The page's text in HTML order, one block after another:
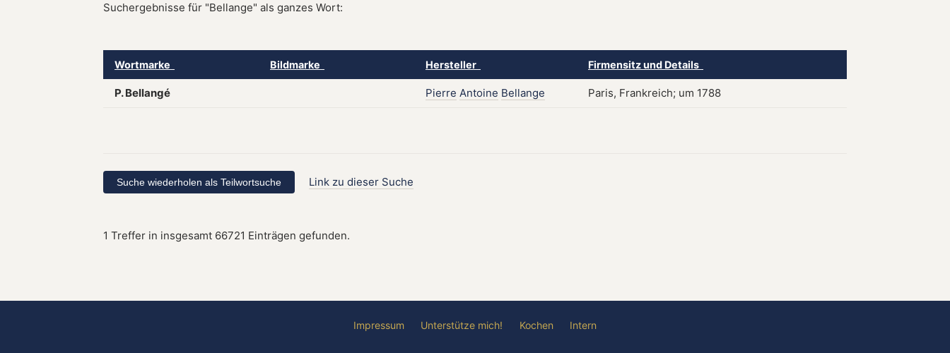
Suchergebnisse für "Bellange" als ganzes Wort:
Wortmarke Bildmarke Hersteller Firmensitz und Details
P. Bellangé Pierre Antoine Bellange Paris, Frankreich; um 1788
Link zu dieser Suche
1 Treffer in insgesamt 66721 Einträgen gefunden.
Impressum Unterstütze mich! Kochen Intern